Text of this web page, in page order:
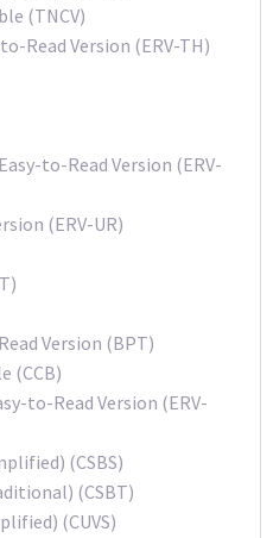
(TNCV)
Read Version (ERV-TH)
to-Read Version (ERV-
(ERV-UR)
Version (BPT)
(CCB)
to-Read Version (ERV-
(CSBS)
(CSBT)
(CUVS)